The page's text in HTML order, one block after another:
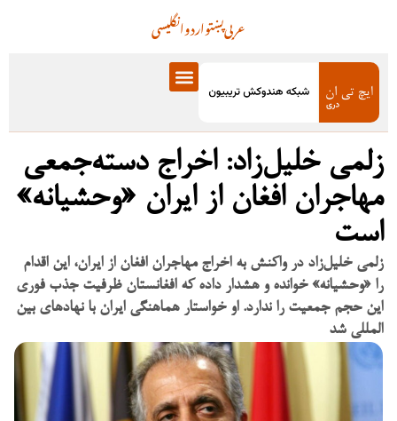
انگلیسیاردوپښتوعربی
زلمی خلیل‌زاد: اخراج دسته‌جمعی
مهاجران افغان از ایران «وحشیانه»
است
زلمی خلیل‌زاد در واکنش به اخراج مهاجران افغان از ایران، این اقدام
را «وحشیانه» خوانده و هشدار داده که افغانستان ظرفیت جذب فوری
این حجم جمعیت را ندارد. او خواستار هماهنگی ایران با نهادهای بین
المللی شد